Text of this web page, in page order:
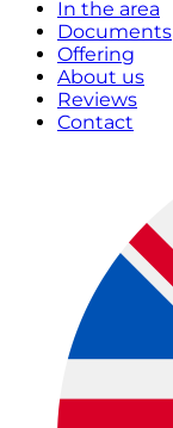
In the area
Documents
Offering
About us
Reviews
Contact